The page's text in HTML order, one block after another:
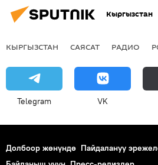
Кыргызстан
КЫРГЫЗСТАН САЯСАТ РАДИО
Telegram VK
Долбоор жөнүндө Пайдалануу